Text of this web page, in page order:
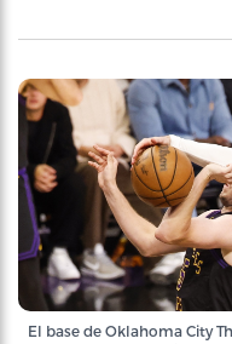
El base de Oklahoma City